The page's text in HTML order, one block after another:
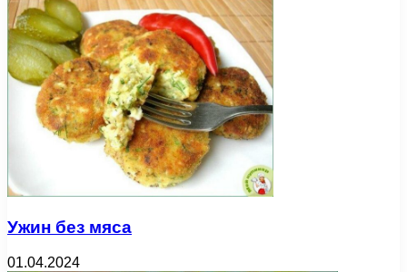
Ужин без мяса
01.04.2024